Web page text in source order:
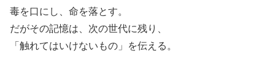
毒を口にし、命を落とす。
だがその記憶は、次の世代に残り、
「触れてはいけないもの」を伝える。